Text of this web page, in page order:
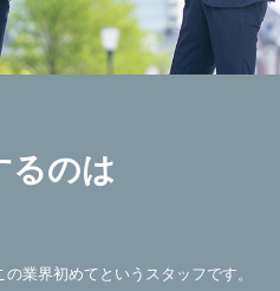
るのは
業界初めてというスタッフです。